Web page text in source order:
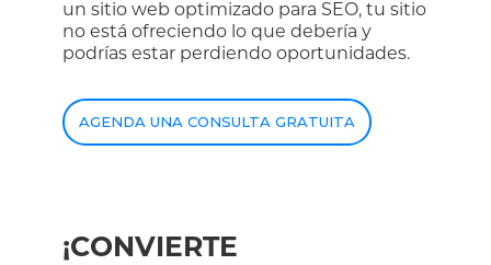
un sitio web optimizado para SEO, tu sitio
no está ofreciendo lo que debería y
podrías estar perdiendo oportunidades.
AGENDA UNA CONSULTA GRATUITA
¡CONVIERTE